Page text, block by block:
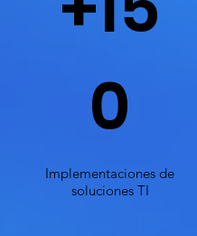
0
Implementaciones de
soluciones TI